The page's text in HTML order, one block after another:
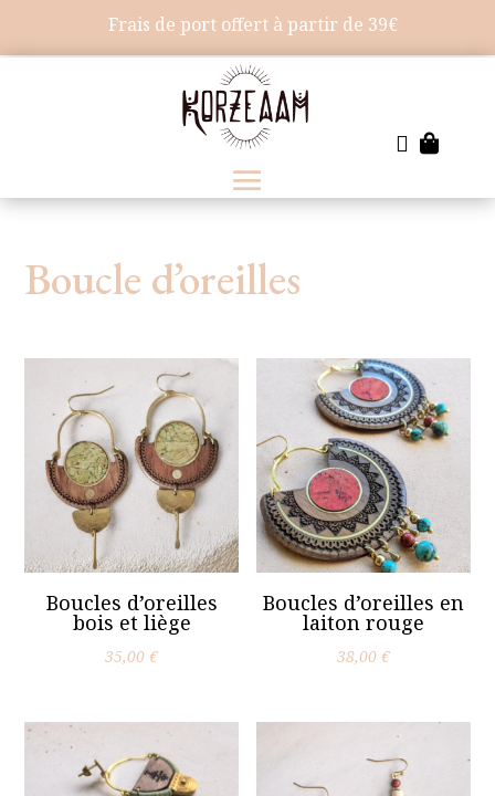
Frais de port offert à partir de 39€
 
Boucle d’oreilles
Boucles d’oreilles
bois et liège
35,00€
Boucles d’oreilles en
laiton rouge
38,00 €